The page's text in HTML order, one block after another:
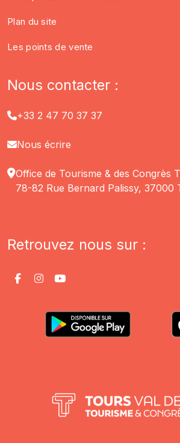
Plan du site
Les points de vente
Nous contacter :
+33 2 47 70 37 37
Nous écrire
Office de Tourisme & des Congrès
78-82 Rue Bernard Palissy, 37000
Retrouvez nous sur :